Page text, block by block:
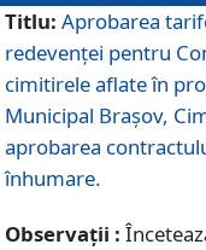
Titlu: Aprobarea
redevenţei pentru
cimitirele aflate în
Municipal Braşov,
aprobarea
înhumare.
Observații :